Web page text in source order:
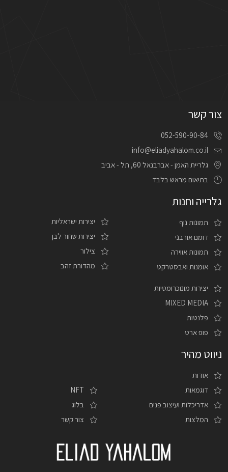
צור קשר
052-590-90-84
info@eliadyahalom.co.il
גלריית האמן - אברבנאל 60, תל - אביב
בתיאום מראש בלבד
גלרייה וחנות
תמונות נוף
דומם אורבני
תמונות אווירה
אומנות ואבסטרקט
יצירות ישראליות
יצירות שחור לבן
צילור
מהדורת זהב
יצירות מונוכרומטיות
MIXED MEDIA
פלנטות
פופ ארט
ניווט מהיר
אודות
דוגמאות
אדריכלות ועיצוב פנים
המלצות
NFT
בלוג
צור קשר